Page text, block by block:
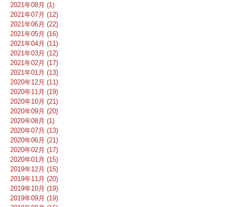
2021年08月 (1)
2021年07月 (12)
2021年06月 (22)
2021年05月 (16)
2021年04月 (11)
2021年03月 (12)
2021年02月 (17)
2021年01月 (13)
2020年12月 (11)
2020年11月 (19)
2020年10月 (21)
2020年09月 (20)
2020年08月 (1)
2020年07月 (13)
2020年06月 (21)
2020年02月 (17)
2020年01月 (15)
2019年12月 (15)
2019年11月 (20)
2019年10月 (19)
2019年09月 (19)